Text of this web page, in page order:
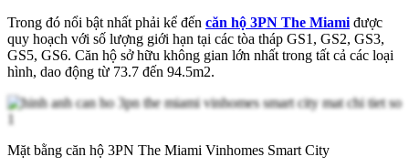
Trong đó nổi bật nhất phải kể đến căn hộ 3PN The Miami được
quy hoạch với số lượng giới hạn tại các tòa tháp GS1, GS2, GS3,
GS5, GS6. Căn hộ sở hữu không gian lớn nhất trong tất cả các loại
hình, dao động từ 73.7 đến 94.5m2.
Mặt bằng căn hộ 3PN The Miami Vinhomes Smart City